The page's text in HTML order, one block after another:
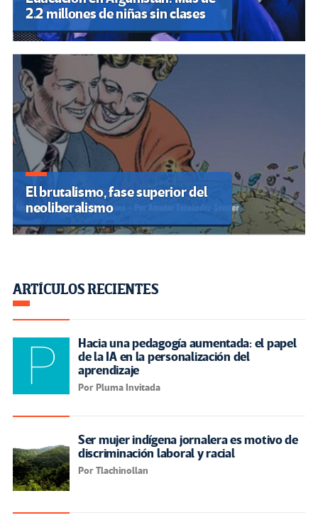
2.2 millones de niñas sin clases
El brutalismo, fase superior del
neoliberalismo
ARTÍCULOS RECIENTES
Hacia una pedagogía aumentada: el papel
de la IA en la personalización del
aprendizaje
Por Pluma Invitada
Ser mujer indígena jornalera es motivo de
discriminación laboral y racial
Por Tlachinollan